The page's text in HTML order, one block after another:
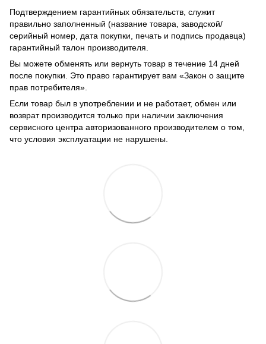
Подтверждением гарантийных обязательств, служит
правильно заполненный (название товара, заводской/
серийный номер, дата покупки, печать и подпись продавца)
гарантийный талон производителя.
Вы можете обменять или вернуть товар в течение 14 дней
после покупки. Это право гарантирует вам «Закон о защите
прав потребителя».
Если товар был в употреблении и не работает, обмен или
возврат производится только при наличии заключения
сервисного центра авторизованного производителем о том,
что условия эксплуатации не нарушены.